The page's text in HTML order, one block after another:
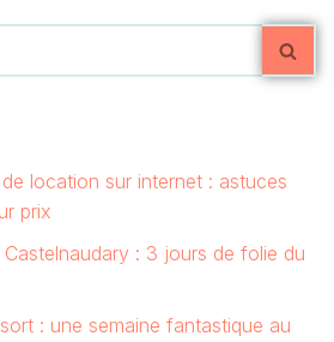
location sur internet : astuces
prix
: 3 jours de folie du
: une semaine fantastique au